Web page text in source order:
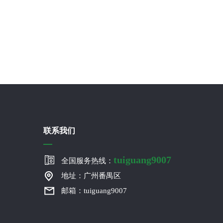
联系我们
全国服务热线： tuiguang9007
地址：广州番禺区
邮箱：tuiguang9007